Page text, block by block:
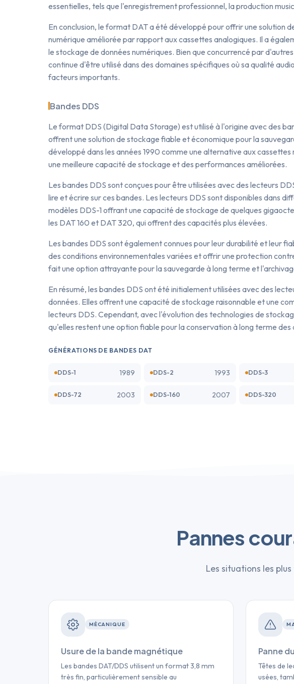
essentielles, tels que l'enregistrement professionnel, la production
En conclusion, le format DAT a été développé pour offrir une solution
numérique améliorée par rapport aux cassettes analogiques. Il a
le stockage de données numériques. Bien que concurrencé par
continue d'être utilisé dans des domaines spécifiques où sa qualité
facteurs importants.
Bandes DDS
Le format DDS (Digital Data Storage) est utilisé à l'origine avec des
offrent une solution de stockage fiable et économique pour la
développé dans les années 1990 comme une alternative aux
une meilleure capacité de stockage et des performances améliorées.
Les bandes DDS sont conçues pour être utilisées avec des lecteurs
lire et écrire sur ces bandes. Les lecteurs DDS sont disponibles dans
modèles DDS-1 offrant une capacité de stockage de quelques
les DAT 160 et DAT 320, qui offrent des capacités plus élevées.
Les bandes DDS sont également connues pour leur durabilité et leur
des conditions environnementales variées et offrir une protection
fait une option attrayante pour la sauvegarde à long terme et
En résumé, les bandes DDS ont été initialement utilisées avec des
données. Elles offrent une capacité de stockage raisonnable et une
lecteurs DDS. Cependant, avec l'évolution des technologies de
qu'elles restent une option fiable pour la conservation à long terme des
GÉNÉRATIONS DE BANDES DAT
DDS-1 1989 DDS-2 1993 DDS-3
DDS-72 2003 DDS-160 2007 DDS-320
Pannes
Les situations les
MÉCANIQUE
Usure de la bande magnétique
Les bandes DAT/DDS utilisent un format 3,8 mm
très fin, particulièrement sensible au
Panne
Têtes de
usées,